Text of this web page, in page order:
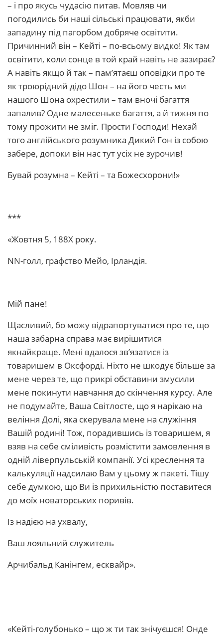
– і про якусь чудасію питав. Мовляв чи
погодились би наші сільські працювати, якби
западину під пагорбом добряче освітити.
Причинний він – Кейті – по-всьому видко! Як там
освітити, коли сонце в той край навіть не зазирає?
А навіть якщо й так – пам’ятаєш оповідки про те
як троюрідний дідо Шон – на його честь ми
нашого Шона охрестили – там вночі багаття
запалив? Одне малесеньке багаття, а й тижня по
тому прожити не зміг. Прости Господи! Нехай
того англійського розумника Дикий Гон із собою
забере, допоки він нас тут усіх не зурочив!
Бувай розумна – Кейті – та Божесхорони!»
***
«Жовтня 5, 188Х року.
NN-голл, графство Мейо, Ірландія.
Мій пане!
Щасливий, бо можу відрапортуватися про те, що
наша забарна справа має вирішитися
якнайкраще. Мені вдалося зв’язатися із
товаришем в Оксфорді. Ніхто не шкодує більше за
мене через те, що прикрі обставини змусили
мене покинути навчання до скінчення курсу. Але
не подумайте, Ваша Світлосте, що я нарікаю на
веління Долі, яка скерувала мене на служіння
Вашій родині! Тож, порадившись із товаришем, я
взяв на себе сміливість розмістити замовлення в
одній ліверпульській компанії. Усі креслення та
калькуляції надсилаю Вам у цьому ж пакеті. Тішу
себе думкою, що Ви із прихильністю поставитеся
до моїх новаторських поривів.
Із надією на ухвалу,
Ваш лояльний служитель
Арчибальд Канінгем, есквайр».
«Кейті-голубонько – що ж ти так знічуєшся! Онде